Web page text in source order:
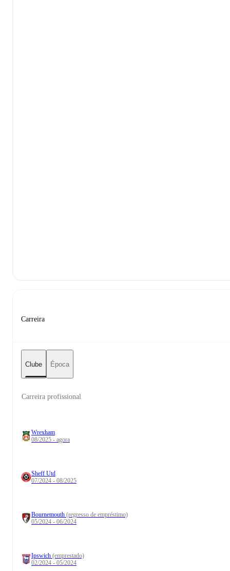
Carreira
Clube Época
Carreira profissional
Wrexham
08/2025 - agora
Sheff Utd
07/2024 - 08/2025
Bournemouth (regresso de empréstimo)
05/2024 - 06/2024
Ipswich (emprestado)
02/2024 - 05/2024